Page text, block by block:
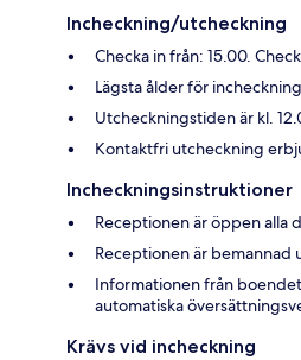
Incheckning/utcheckning
Checka in från: 15.00.
Lägsta ålder för
Utcheckningstiden är kl.
Kontaktfri utcheckning
Incheckningsinstruktioner
Receptionen är öppen alla
Receptionen är bemannad
Informationen från
automatiska
Krävs vid incheckning